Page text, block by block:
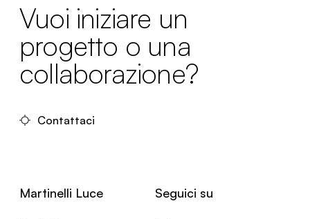
Vuoi iniziare un
progetto o una
collaborazione?
Contattaci
Martinelli Luce Seguici su